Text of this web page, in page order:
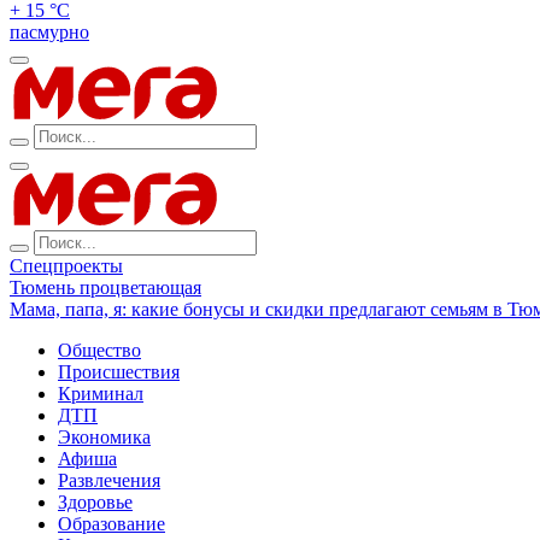
+ 15 °С
пасмурно
Спецпроекты
Тюмень процветающая
Мама, папа, я: какие бонусы и скидки предлагают семьям в
Общество
Происшествия
Криминал
ДТП
Экономика
Афиша
Развлечения
Здоровье
Образование